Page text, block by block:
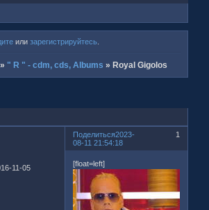
или зарегистрируйтесь.
» " R " - cdm, cds, Albums » Royal Gigolos
Поделиться 1
2023-
08-11 21:54:18
11-05
[float=left]